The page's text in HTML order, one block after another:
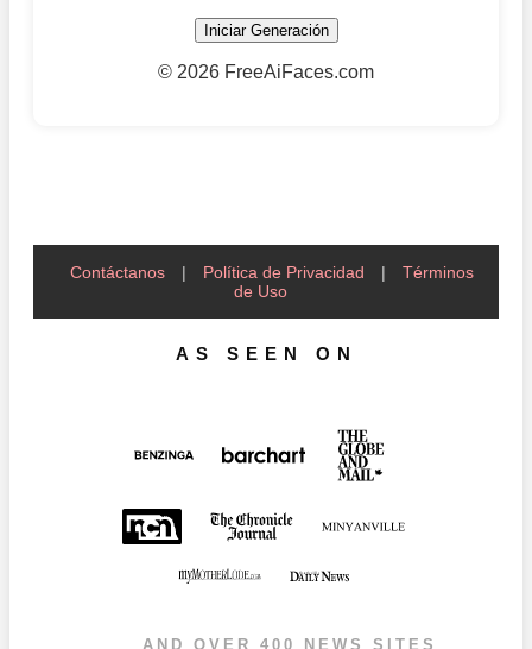
Iniciar Generación
© 2026 FreeAiFaces.com
Contáctanos | Política de Privacidad |
Términos
de Uso
AS SEEN ON
AND OVER 400 NEWS SITES